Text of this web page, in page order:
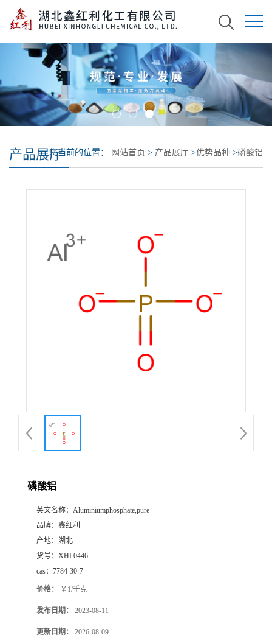
产品展厅您当前的位置： 网站首页 > 产品展厅 >优势品种 >磷酸铝
磷酸铝
英文名称： Aluminiumphosphate,pure
品牌： 鑫红利
产地： 湖北
货号： XHL0446
cas： 7784-30-7
价格： ￥1/千克
发布日期： 2023-08-11
更新日期： 2026-08-09